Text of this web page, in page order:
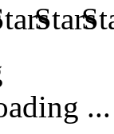
...